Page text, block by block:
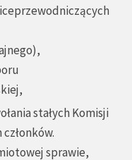
stałych Komisji
sprawie,